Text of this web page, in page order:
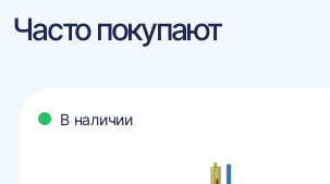
Часто покупают
В наличии